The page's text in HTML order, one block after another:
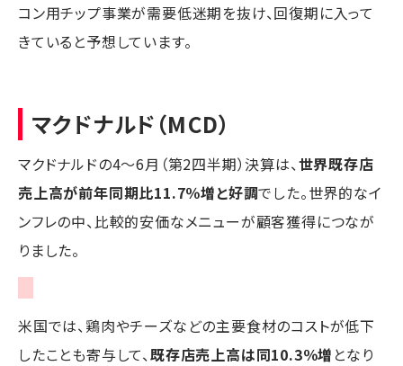
コン用チップ事業が需要低迷期を抜け、回復期に入って
きていると予想しています。
マクドナルド（MCD）
マクドナルドの4～6月（第2四半期）決算は、世界既存店
売上高が前年同期比11.7％増と好調でした。世界的なイ
ンフレの中、比較的安価なメニューが顧客獲得につなが
りました。
米国では、鶏肉やチーズなどの主要食材のコストが低下
したことも寄与して、既存店売上高は同10.3％増 となり